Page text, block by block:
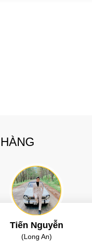
Tiến Nguyễn
(Long An)